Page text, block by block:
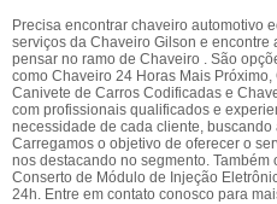
Precisa encontrar chaveiro automotivo
serviços da Chaveiro Gilson e encontre
pensar no ramo de Chaveiro . São
como Chaveiro 24 Horas Mais
Canivete de Carros Codificadas e
com profissionais qualificados e
necessidade de cada cliente,
Carregamos o objetivo de oferecer o
nos destacando no segmento. Também
Conserto de Módulo de Injeção
24h. Entre em contato conosco para